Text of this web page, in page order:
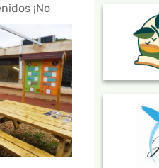
¡No